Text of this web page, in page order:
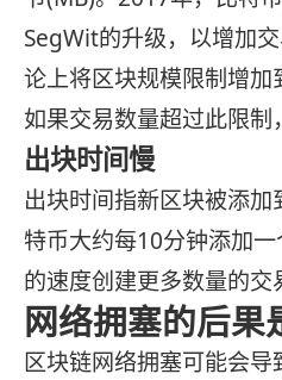
SegWit的升级，以增加
论上将区块规模限制增加
如果交易数量超过此限制
出块时间慢
出块时间指新区块被添
特币大约每10分钟添加
的速度创建更多数量的交
网络拥塞的后果
区块链网络拥塞可能会